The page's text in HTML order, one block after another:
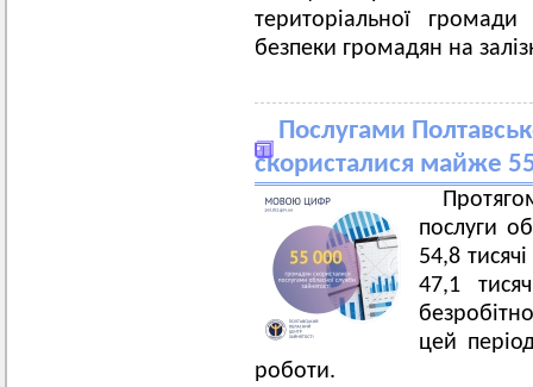
територіальної
безпеки громадян на
Послугами
скористалися майже
послуги
54,8
47,1
цей
роботи.